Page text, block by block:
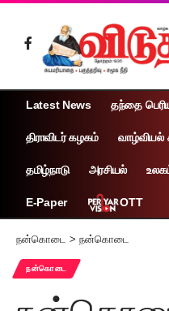
Latest News தந்தை
திராவிடர் கழகம்
தமிழ்நாடு அரசியல்
E-Paper OTT
நன்கொடை > நன்கொடை
நன்கொடை